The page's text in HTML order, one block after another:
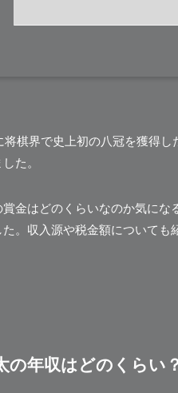
将棋界で史上初の八冠を獲得
た。
賞金はどのくらいなのか気に
。収入源や税金額についても
の年収はどのくらい？